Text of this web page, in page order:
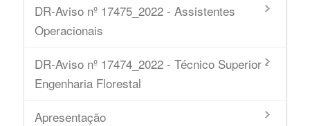
DR-Aviso nº 17475_2022 - Assistentes
Operacionais
DR-Aviso nº 17474_2022 - Técnico Superior -
Engenharia Florestal
Apresentação